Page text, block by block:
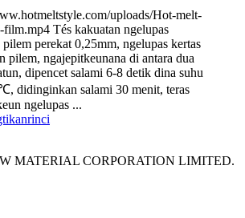
uploads/Hot-melt-
film.mp4 Tés kakuatan ngelupas
perekat 0,25mm, ngelupas kertas
pilem, ngajepitkeunana di antara dua
dipencet salami 6-8 detik dina suhu
didinginkan salami 30 menit, teras
ngelupas ...
rinci
MATERIAL CORPORATION LIMITED.